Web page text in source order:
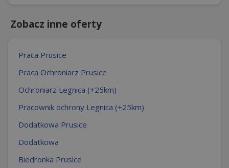
Zobacz inne oferty
Praca Prusice
Praca Ochroniarz Prusice
Ochroniarz Legnica (+25km)
Pracownik ochrony Legnica (+25km)
Dodatkowa Prusice
Dodatkowa
Biedronka Prusice